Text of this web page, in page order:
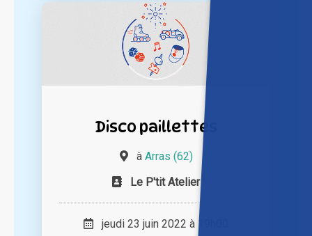
Disco paillettes
à Arras (62)
Le P'tit Atelier
jeudi 23 juin 2022 à 19h00